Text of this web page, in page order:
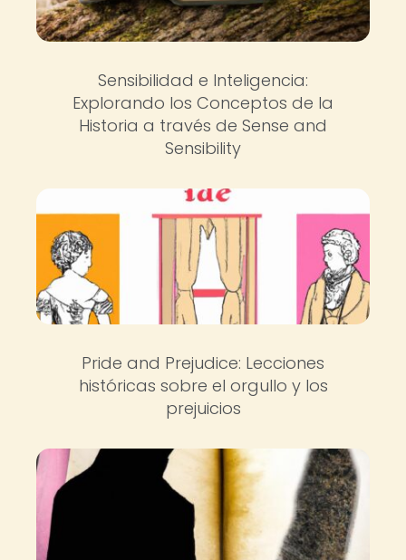
Sensibilidad e Inteligencia:
Explorando los Conceptos de la
Historia a través de Sense and
Sensibility
Pride and Prejudice: Lecciones
históricas sobre el orgullo y los
prejuicios